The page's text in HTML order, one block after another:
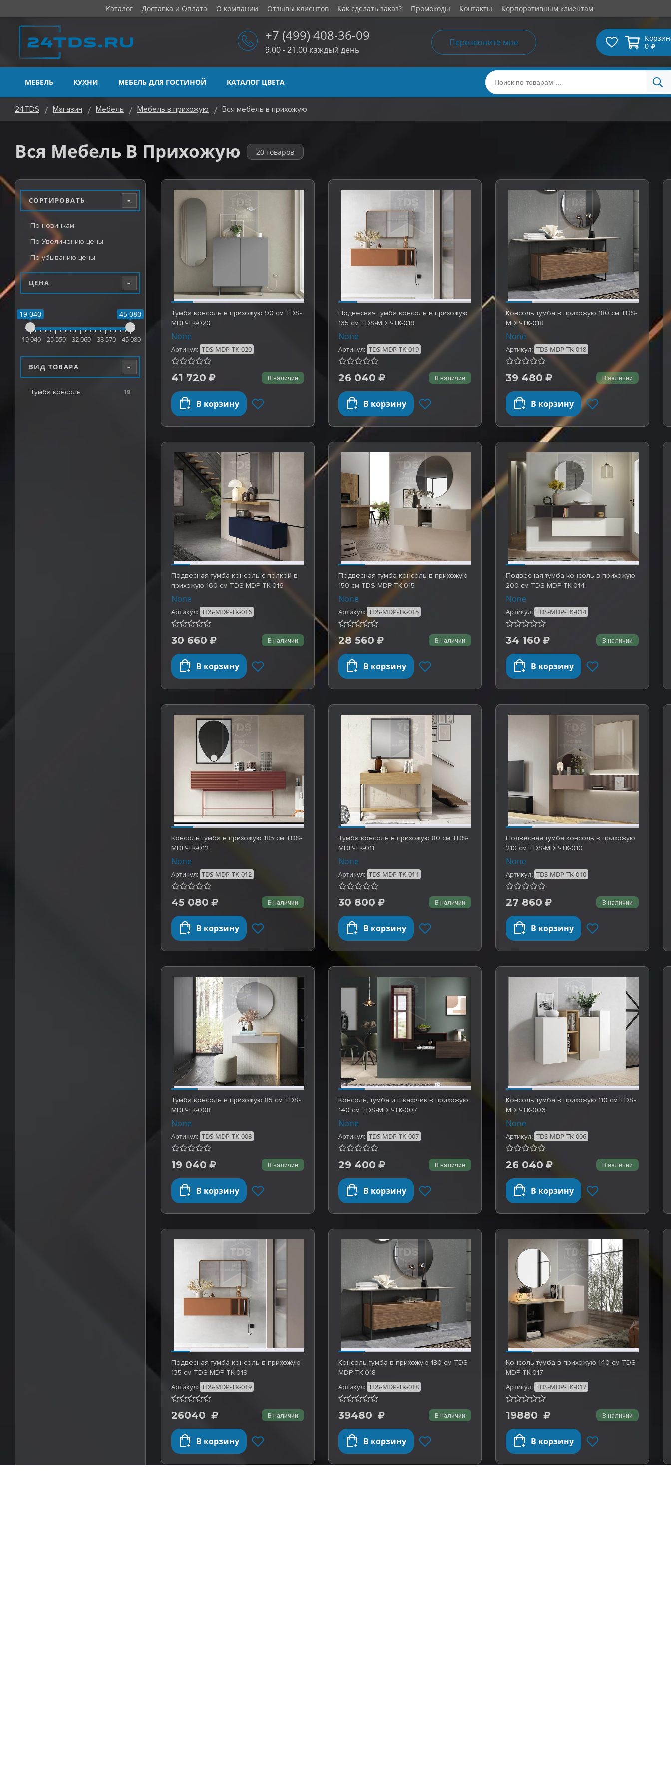
Каталог Доставка и Оплата О компании Отзывы клиентов Как сделать заказ? Промокоды Контакты Корпоративным клиентам
+7 (499) 408-36-09
9.00 - 21.00 каждый день
Перезвоните мне
0
МЕБЕЛЬ КУХНИ МЕБЕЛЬ ДЛЯ ГОСТИНОЙ КАТАЛОГ ЦВЕТА
24TDS Магазин Мебель Мебель в прихожую Вся мебель в прихожую
Вся Мебель В Прихожую 20 товаров
СОРТИРОВАТЬ -
По новинкам
По Увеличению цены
По убыванию цены
ЦЕНА -
19 040 45 080
19 040 25 550 32 060 38 570 45 080
ВИД ТОВАРА -
Тумба консоль 19
Тумба консоль в прихожую 90 см TDS-
MDP-TK-020
None
Артикул: TDS-MDP-TK-020
41 720 В наличии
В корзину
Подвесная тумба консоль в прихожую
135 см TDS-MDP-TK-019
None
Артикул: TDS-MDP-TK-019
26 040 В наличии
В корзину
Консоль тумба в прихожую 180 см TDS-
MDP-TK-018
None
Артикул: TDS-MDP-TK-018
39 480 В наличии
В корзину
Подвесная тумба консоль с полкой в
прихожую 160 см TDS-MDP-TK-016
None
Артикул: TDS-MDP-TK-016
30 660 В наличии
В корзину
Подвесная тумба консоль в прихожую
150 см TDS-MDP-TK-015
None
Артикул: TDS-MDP-TK-015
28 560 В наличии
В корзину
Подвесная тумба консоль в прихожую
200 см TDS-MDP-TK-014
None
Артикул: TDS-MDP-TK-014
34 160 В наличии
В корзину
Консоль тумба в прихожую 185 см TDS-
MDP-TK-012
None
Артикул: TDS-MDP-TK-012
45 080 В наличии
В корзину
Тумба консоль в прихожую 80 см TDS-
MDP-TK-011
None
Артикул: TDS-MDP-TK-011
30 800 В наличии
В корзину
Подвесная тумба консоль в прихожую
210 см TDS-MDP-TK-010
None
Артикул: TDS-MDP-TK-010
27 860 В наличии
В корзину
Тумба консоль в прихожую 85 см TDS-
MDP-TK-008
None
Артикул: TDS-MDP-TK-008
19 040 В наличии
В корзину
Консоль, тумба и шкафчик в прихожую
140 см TDS-MDP-TK-007
None
Артикул: TDS-MDP-TK-007
29 400 В наличии
В корзину
Консоль тумба в прихожую 110 см TDS-
MDP-TK-006
None
Артикул: TDS-MDP-TK-006
26 040 В наличии
В корзину
Подвесная тумба консоль в прихожую
135 см TDS-MDP-TK-019
Артикул: TDS-MDP-TK-019
26040 В наличии
В корзину
Консоль тумба в прихожую 180 см TDS-
MDP-TK-018
Артикул: TDS-MDP-TK-018
39480 В наличии
В корзину
Консоль тумба в прихожую 140 см TDS-
MDP-TK-017
Артикул: TDS-MDP-TK-017
19880 В наличии
В корзину